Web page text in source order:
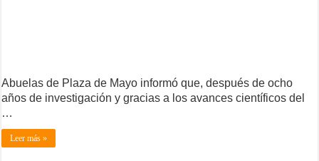
Abuelas de Plaza de Mayo informó que, después de ocho
años de investigación y gracias a los avances científicos del
…
Leer más »